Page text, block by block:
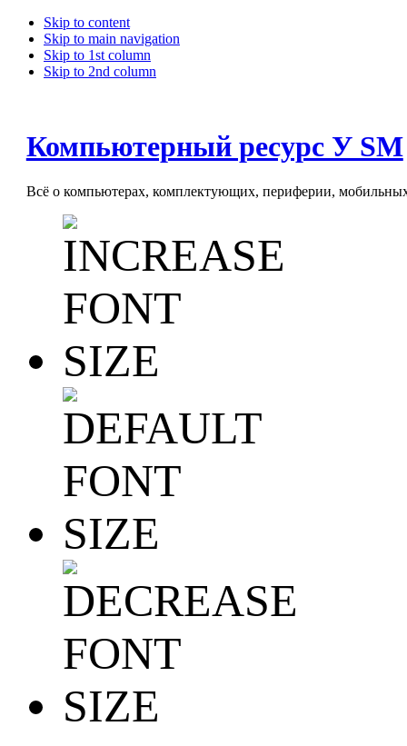
Skip to content
Skip to main navigation
Skip to 1st column
Skip to 2nd column
Компьютерный ресурс У SM
Всё о компьютерах, комплектующих, периферии, мобильных